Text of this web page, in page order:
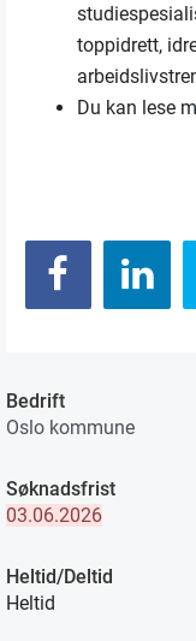
toppidrett,
Du kan lese
Bedrift
Oslo kommune
Søknadsfrist
03.06.2026
Heltid/Deltid
Heltid